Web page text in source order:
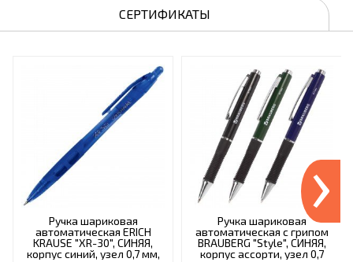
СЕРТИФИКАТЫ
Ручка шариковая
автоматическая ERICH
KRAUSE "XR-30", СИНЯЯ,
корпус синий, узел 0,7 мм,
Ручка шариковая
автоматическая с грипом
BRAUBERG "Style", СИНЯЯ,
корпус ассорти, узел 0,7
›